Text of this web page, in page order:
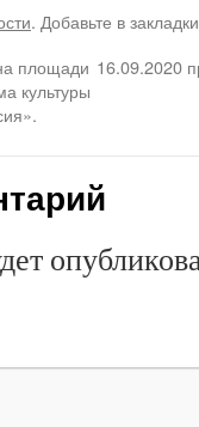
. Добавьте в
площади
культуры
16.09.2020